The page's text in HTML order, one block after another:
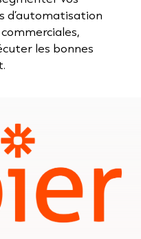
d’automatisation
les bonnes